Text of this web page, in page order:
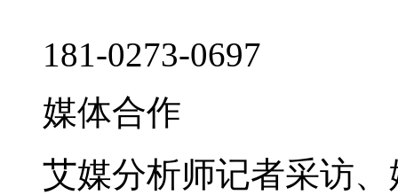
181-0273-0697
媒体合作
艾媒分析师记者采访